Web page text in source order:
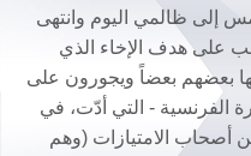
إلى ظالمي اليوم وانتهى
على هدف الإخاء الذي
بعضهم بعضاً ويجورون على
الفرنسية - التي أدّت، في
أصحاب الامتيازات (وهم